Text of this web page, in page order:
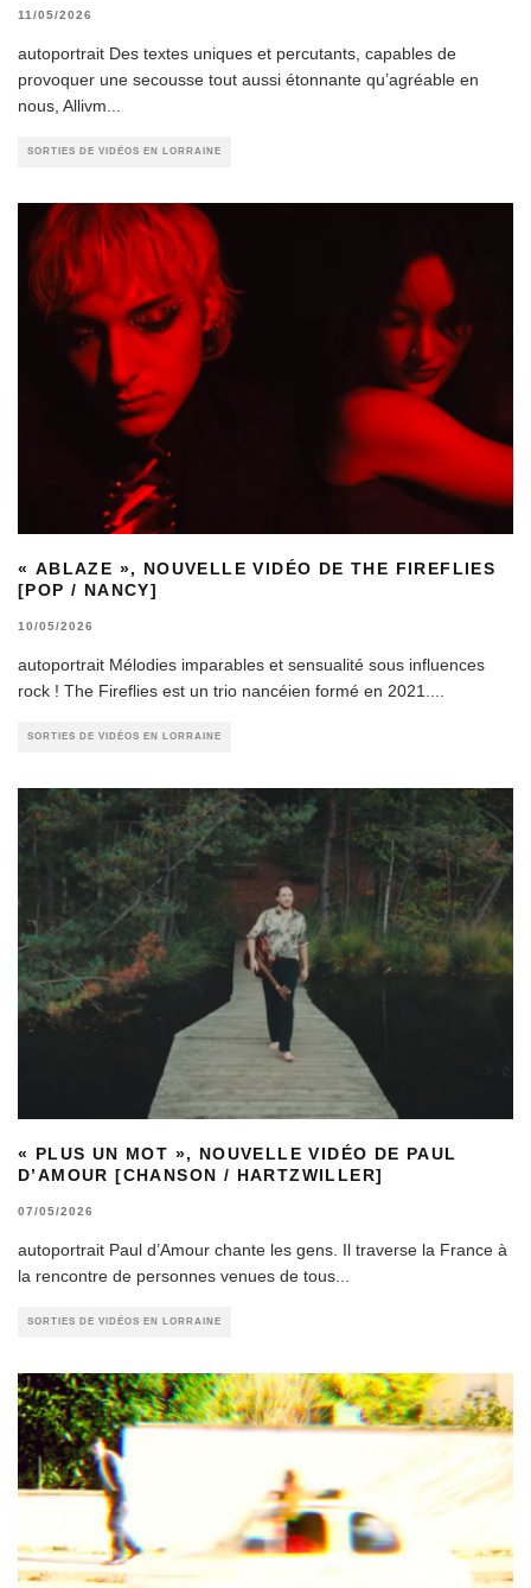
11/05/2026
autoportrait Des textes uniques et percutants, capables de
provoquer une secousse tout aussi étonnante qu’agréable en
nous, Allivm...
SORTIES DE VIDÉOS EN LORRAINE
« ABLAZE », NOUVELLE VIDÉO DE THE FIREFLIES
[POP / NANCY]
10/05/2026
autoportrait Mélodies imparables et sensualité sous influences
rock ! The Fireflies est un trio nancéien formé en 2021.
SORTIES DE VIDÉOS EN LORRAINE
« PLUS UN MOT », NOUVELLE VIDÉO DE PAUL
D’AMOUR [CHANSON / HARTZWILLER]
07/05/2026
autoportrait Paul d’Amour chante les gens. Il traverse la France à
la rencontre de personnes venues de tous
SORTIES DE VIDÉOS EN LORRAINE